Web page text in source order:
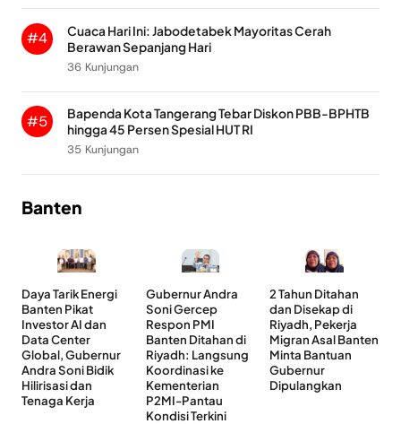
#4
Cuaca Hari Ini: Jabodetabek Mayoritas Cerah
Berawan Sepanjang Hari
36 Kunjungan
#5
Bapenda Kota Tangerang Tebar Diskon PBB-BPHTB
hingga 45 Persen Spesial HUT RI
35 Kunjungan
Banten
Daya Tarik Energi
Banten Pikat
Investor AI dan
Data Center
Global, Gubernur
Andra Soni Bidik
Hilirisasi dan
Tenaga Kerja
Gubernur Andra
Soni Gercep
Respon PMI
Banten Ditahan di
Riyadh: Langsung
Koordinasi ke
Kementerian
P2MI-Pantau
Kondisi Terkini
2 Tahun Ditahan
dan Disekap di
Riyadh, Pekerja
Migran Asal Banten
Minta Bantuan
Gubernur
Dipulangkan